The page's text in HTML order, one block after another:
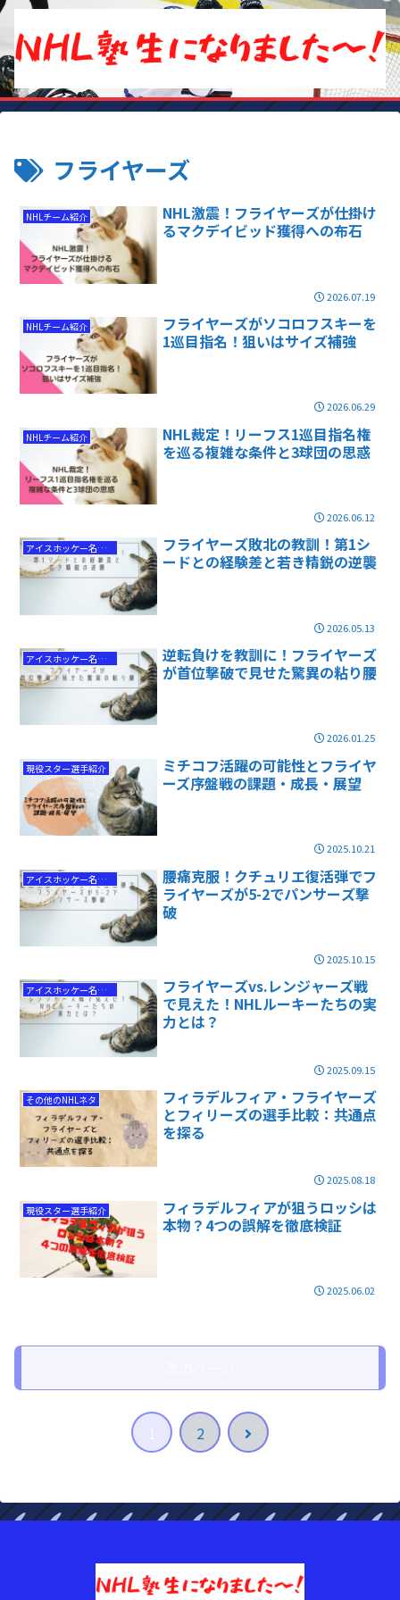
フライヤーズ
NHLチーム紹介
NHL激震！フライヤーズが仕掛け
るマクデイビッド獲得への布石
2026.07.19
NHLチーム紹介
フライヤーズがソコロフスキーを
1巡目指名！狙いはサイズ補強
2026.06.29
NHLチーム紹介
NHL裁定！リーフス1巡目指名権
を巡る複雑な条件と3球団の思惑
2026.06.12
アイスホッケー名勝負
フライヤーズ敗北の教訓！第1シ
ードとの経験差と若き精鋭の逆襲
2026.05.13
アイスホッケー名勝負
逆転負けを教訓に！フライヤーズ
が首位撃破で見せた驚異の粘り腰
2026.01.25
現役スター選手紹介
ミチコフ活躍の可能性とフライヤ
ーズ序盤戦の課題・成長・展望
2025.10.21
アイスホッケー名勝負
腰痛克服！クチュリエ復活弾でフ
ライヤーズが5-2でパンサーズ撃
破
2025.10.15
アイスホッケー名勝負
フライヤーズvs.レンジャーズ戦
で見えた！NHLルーキーたちの実
力とは？
2025.09.15
その他のNHLネタ
フィラデルフィア・フライヤーズ
とフィリーズの選手比較：共通点
を探る
2025.08.18
現役スター選手紹介
フィラデルフィアが狙うロッシは
本物？4つの誤解を徹底検証
2025.06.02
2
次